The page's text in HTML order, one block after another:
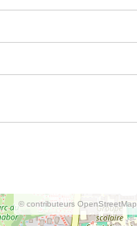
© contributeurs OpenStreetMap